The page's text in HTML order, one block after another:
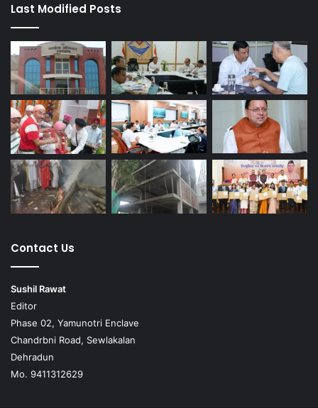
Last Modified Posts
Contact Us
Sushil Rawat
Editor
Phase 02, Yamunotri Enclave
Chandrbni Road, Sewlakalan
Dehradun
Mo. 9411312629